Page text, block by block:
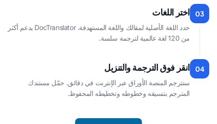
03 اختر اللغات
حدد اللغة الأصلية لمقالك واللغة المستهدفة. DocTranslator يدعم أكثر
من 120 لغة عالمية لترجمة سلسة.
04 انقر فوق الترجمة والتنزيل
ستترجم المنصة الأوراق عبر الإنترنت في دقائق. حمّل مستندك
المترجم بتنسيقه وخطوطه وتخطيطه المحفوظ.